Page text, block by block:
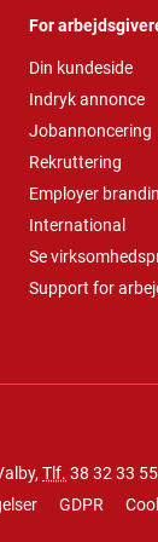
For
Din kundeside
Indryk annonce
Jobannoncering
Rekruttering
Employer
International
Se
Support for
Tlf. 38 32 33 55
GDPR